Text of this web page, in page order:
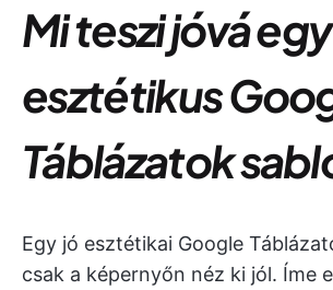
Mi teszi jóvá egy
esztétikus
Táblázatok
Egy jó esztétikai Google
csak a képernyőn néz ki jól. Íme